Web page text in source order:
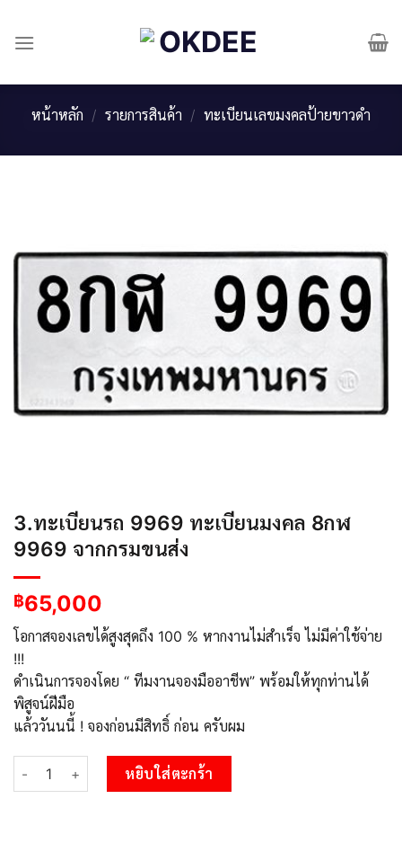
content
หน้าหลัก / รายการสินค้า / ทะเบียนเลขมงคลป้ายขาวดำ
3.ทะเบียนรถ 9969 ทะเบียนมงคล 8กฬ
9969 จากกรมขนส่ง
฿65,000
โอกาสจองเลขได้สูงสุดถึง 100 % หากงานไม่สำเร็จ ไม่มีค่าใช้จ่าย
!!!
ดำเนินการจองโดย “ ทีมงานจองมืออาชีพ” พร้อมให้ทุกท่านได้
พิสูจน์ฝีมือ
แล้ววันนนี้ ! จองก่อนมีสิทธิ์ ก่อน ครับผม
จำนวน 3.ทะเบียนรถ 9969 ทะเบียนมงคล 8กฬ 9969 จากกรมขนส่
หยิบใส่ตะกร้า